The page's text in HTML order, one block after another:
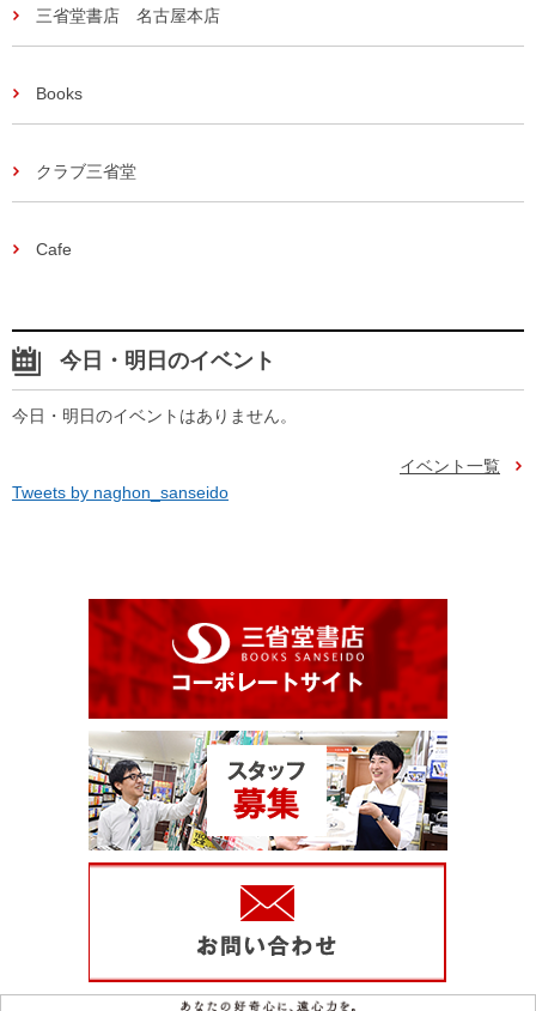
三省堂書店 名古屋本店
Books
クラブ三省堂
Cafe
今日・明日のイベント
今日・明日のイベントはありません。
イベント一覧
Tweets by naghon_sanseido